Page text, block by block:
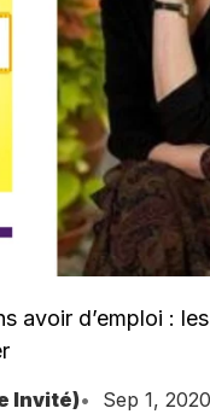
avoir d’emploi :
Invité)
Sep 1, 2020